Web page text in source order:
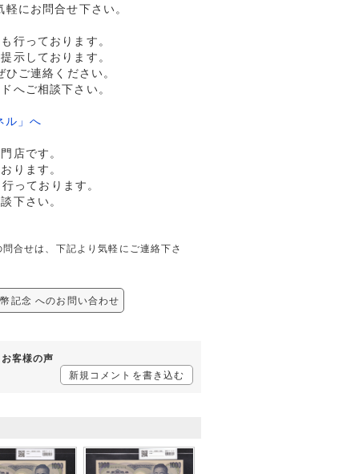
にお問合せ下さい。
行っております。
示しております。
ご連絡ください。
へご相談下さい。
ル」へ
店です。
ります。
っております。
下さい。
合せは、下記より気軽にご連絡下さ
記念 へのお問い合わせ
客様の声
新規コメントを書き込む